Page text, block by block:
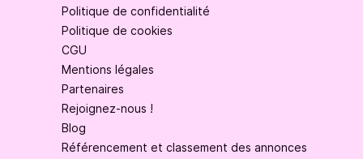
Politique de confidentialité
Politique de cookies
CGU
Mentions légales
Partenaires
Rejoignez-nous !
Blog
Référencement et classement des annonces